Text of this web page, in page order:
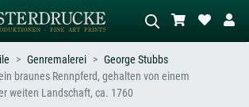
Genremalerei
George Stubbs
braunes Rennpferd, gehalten von einem
weiten Landschaft, ca. 1760